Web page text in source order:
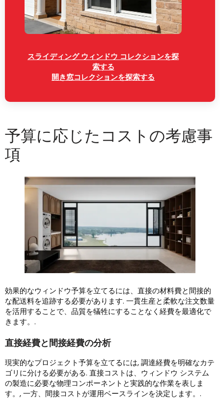
スライディング ウィンドウ コレクションを探
索する
開き窓コレクションを探索する
予算に応じたコストの考慮事
項
効果的なウィンドウ予算を立てるには、直接の材料費と間接的
な配送料を追跡する必要があります. 一貫生産と柔軟な注文数量
を活用することで、品質を犠牲にすることなく経費を最適化で
きます。.
直接経費と間接経費の分析
現実的なプロジェクト予算を立てるには, 調達経費を明確なカテ
ゴリに分ける必要がある. 直接コストは、ウィンドウ システム
の製造に必要な物理コンポーネントと実践的な作業を表しま
す。, 一方、間接コストが運用ベースラインを決定します。.